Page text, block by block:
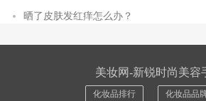
晒了皮肤发红痒怎么办？
美妆网-新锐时尚美容
化妆品排行 化妆品品